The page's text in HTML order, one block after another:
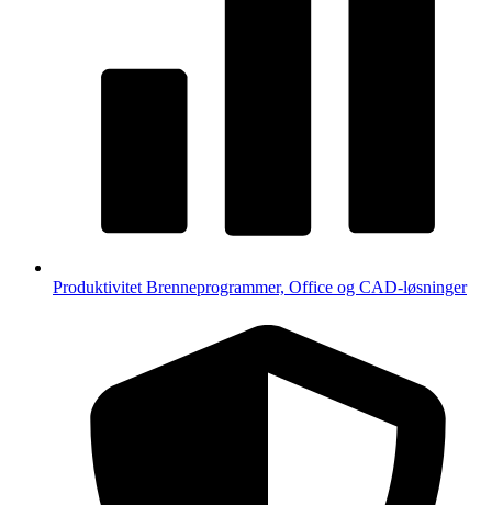
Produktivitet Brenneprogrammer, Office og CAD-løsninger